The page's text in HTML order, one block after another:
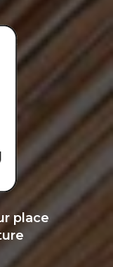
place